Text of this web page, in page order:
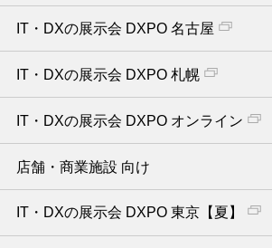
IT・DXの展示会 DXPO 名古屋
IT・DXの展示会 DXPO 札幌
IT・DXの展示会 DXPO オンライン
店舗・商業施設 向け
IT・DXの展示会 DXPO 東京【夏】